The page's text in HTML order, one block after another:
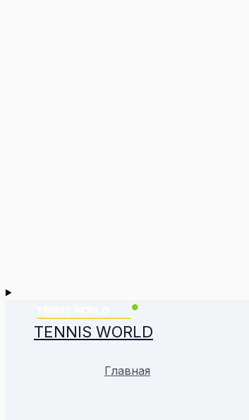
TENNIS WORLD
Главная